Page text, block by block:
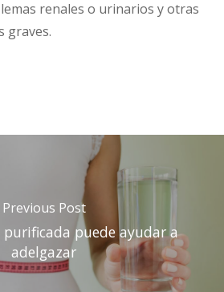
renales o urinarios y otras
graves.
Previous Post
purificada puede ayudar a
adelgazar